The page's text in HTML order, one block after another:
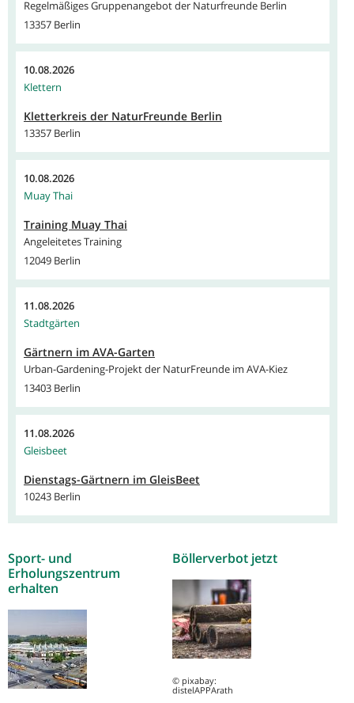
Regelmäßiges Gruppenangebot der Naturfreunde Berlin
13357 Berlin
10.08.2026
Klettern
Kletterkreis der NaturFreunde Berlin
13357 Berlin
10.08.2026
Muay Thai
Training Muay Thai
Angeleitetes Training
12049 Berlin
11.08.2026
Stadtgärten
Gärtnern im AVA-Garten
Urban-Gardening-Projekt der NaturFreunde im AVA-Kiez
13403 Berlin
11.08.2026
Gleisbeet
Dienstags-Gärtnern im GleisBeet
10243 Berlin
Sport- und
Erholungszentrum
erhalten
Böllerverbot jetzt
© pixabay:
distelAPPArath